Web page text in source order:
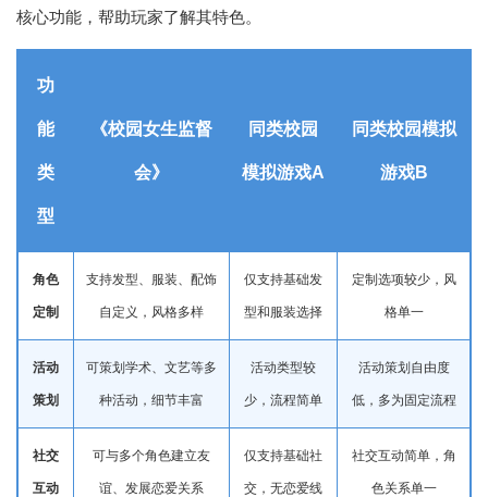
核心功能，帮助玩家了解其特色。
功
能
类
型
《校园女生监督
会》
同类校园
模拟游戏A
同类校园模拟
游戏B
角色
定制
支持发型、服装、配饰
自定义，风格多样
仅支持基础发
型和服装选择
定制选项较少，风
格单一
活动
策划
可策划学术、文艺等多
种活动，细节丰富
活动类型较
少，流程简单
活动策划自由度
低，多为固定流程
社交
互动
可与多个角色建立友
谊、发展恋爱关系
仅支持基础社
交，无恋爱线
社交互动简单，角
色关系单一